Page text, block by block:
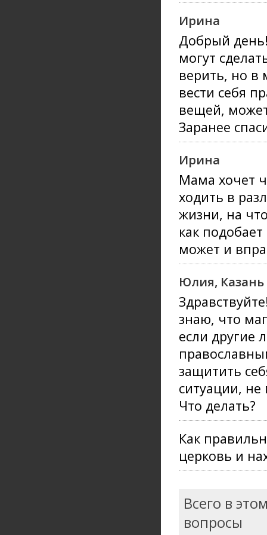
Ирина
Добрый
могут
верить, но в
вести себя
вещей,
Заранее
Ирина
Мама хочет
ходить в
жизни, на
как
может и
Юлия, Казань
знаю, что
если другие
защитить
ситуации, не
Что делать?
Как
церковь и
Всего в
вопросы